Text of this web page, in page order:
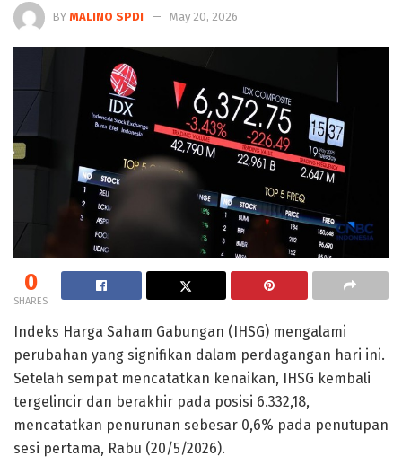
BY MALINO SPDI May 20, 2026
0
SHARES
Indeks Harga Saham Gabungan (IHSG) mengalami
perubahan yang signifikan dalam perdagangan hari ini.
Setelah sempat mencatatkan kenaikan, IHSG kembali
tergelincir dan berakhir pada posisi 6.332,18,
mencatatkan penurunan sebesar 0,6% pada penutupan
sesi pertama, Rabu (20/5/2026).